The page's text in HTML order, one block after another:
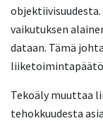
vaikutuksen
dataan. Tämä
Tekoäly muuttaa
tehokkuudesta